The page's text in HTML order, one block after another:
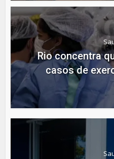
Rio concentra
casos de